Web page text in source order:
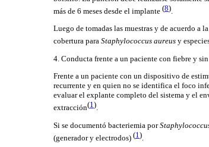
más de 6 meses desde el implante (8).
Luego de tomadas las muestras y de acuerdo
cobertura para Staphylococcus aureus y
4. Conducta frente a un paciente con fiebre y
Frente a un paciente con un dispositivo de
recurrente y en quien no se identifica el foco
evaluar el explante completo del sistema y el
extracción(1).
Si se documentó bacteriemia por
(generador y electrodos) (1 ).